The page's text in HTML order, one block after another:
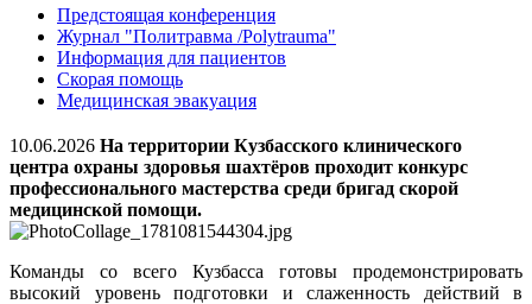
Предстоящая конференция
Журнал "Политравма /Polytrauma"
Информация для пациентов
Скорая помощь
Медицинская эвакуация
10.06.2026 На территории Кузбасского клинического
центра охраны здоровья шахтёров проходит конкурс
профессионального мастерства среди бригад скорой
медицинской помощи.
Команды со всего Кузбасса готовы продемонстрировать
высокий уровень подготовки и слаженность действий в